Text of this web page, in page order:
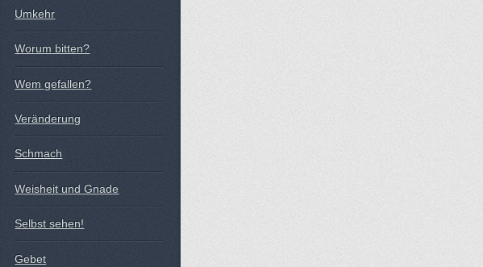
Umkehr
Worum bitten?
Wem gefallen?
Veränderung
Schmach
Weisheit und Gnade
Selbst sehen!
Gebet